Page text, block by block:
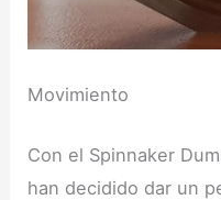
Movimiento
Con el Spinnaker
han decidido dar un